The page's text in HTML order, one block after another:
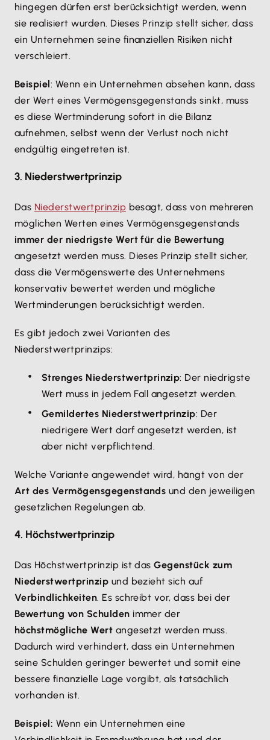
hingegen dürfen erst berücksichtigt werden, wenn
sie realisiert wurden. Dieses Prinzip stellt sicher, dass
ein Unternehmen seine finanziellen Risiken nicht
verschleiert.
Beispiel: Wenn ein Unternehmen absehen kann, dass
der Wert eines Vermögensgegenstands sinkt, muss
es diese Wertminderung sofort in die Bilanz
aufnehmen, selbst wenn der Verlust noch nicht
endgültig eingetreten ist.
3. Niederstwertprinzip
Das Niederstwertprinzip besagt, dass von mehreren
möglichen Werten eines Vermögensgegenstands
immer der niedrigste Wert für die Bewertung
angesetzt werden muss. Dieses Prinzip stellt sicher,
dass die Vermögenswerte des Unternehmens
konservativ bewertet werden und mögliche
Wertminderungen berücksichtigt werden.
Es gibt jedoch zwei Varianten des
Niederstwertprinzips:
Strenges Niederstwertprinzip: Der niedrigste
Wert muss in jedem Fall angesetzt werden.
Gemildertes Niederstwertprinzip: Der
niedrigere Wert darf angesetzt werden, ist
aber nicht verpflichtend.
Welche Variante angewendet wird, hängt von der
Art des Vermögensgegenstands und den jeweiligen
gesetzlichen Regelungen ab.
4. Höchstwertprinzip
Das Höchstwertprinzip ist dasGegenstück zum
Niederstwertprinzip und bezieht sich auf
Verbindlichkeiten. Es schreibt vor, dass bei der
Bewertung von Schulden immer der
höchstmögliche Wert angesetzt werden muss.
Dadurch wird verhindert, dass ein Unternehmen
seine Schulden geringer bewertet und somit eine
bessere finanzielle Lage vorgibt, als tatsächlich
vorhanden ist.
Beispiel: Wenn ein Unternehmen eine